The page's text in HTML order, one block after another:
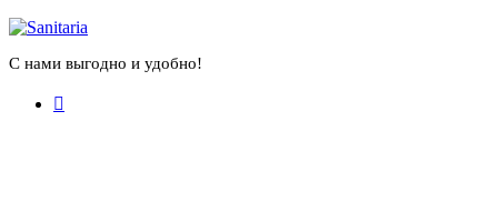
С нами выгодно и удобно!